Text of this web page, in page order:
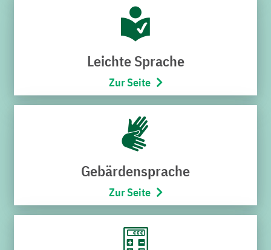
Wie wir arbeiten
Wir beschäftigen rund 180 Mitarbeiterinnen und
Mitarbeiter in unseren unterschiedlichen Bereichen.
Ob als Bademeister, als Anlagenmechanikerin, als
Buchhalter oder als Busfahrerin, allen ist
gemeinsam: Wir sind ein Werk, wir arbeiten
Leichte Sprache
Zur Seite
Gebärdensprache
Zur Seite